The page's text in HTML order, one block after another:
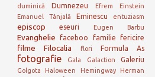
duminică Dumnezeu Efrem
Einstein
Emanuel Tânjală
Eminescu entuziasm
episcop eseuri Eugen Barbu
Evanghelie faceboo familie fericire
filme Filocalia flori Formula As
fotografie Gala Galaction Galeriu
Golgota Haloween Hemingway Herman